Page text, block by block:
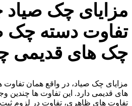
مزایای چک
تفاوت دسته چک
چک های قدیمی
مزایای چک صیاد، در واقع همان
های قدیمی دارد. این تفاوت ها چندین
تفاوت‌ های ظاهری، تفاوت در لزوم